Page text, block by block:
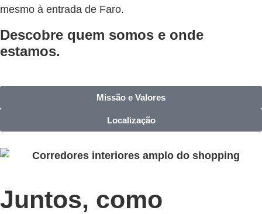
mesmo à entrada de Faro.
Descobre quem somos e onde
estamos.
Missão e Valores
Localização
Juntos, como